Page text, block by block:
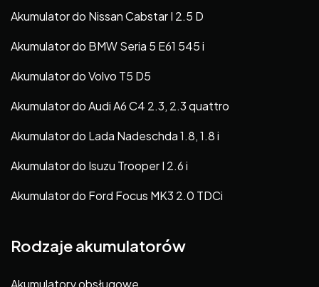
Akumulator do Nissan Cabstar I 2.5 D
Akumulator do BMW Seria 5 E61 545 i
Akumulator do Volvo T5 D5
Akumulator do Audi A6 C4 2.3, 2.3 quattro
Akumulator do Lada Nadeschda 1.8, 1.8 i
Akumulator do Isuzu Trooper I 2.6 i
Akumulator do Ford Focus MK3 2.0 TDCi
Rodzaje akumulatorów
Akumulatory obsługowe